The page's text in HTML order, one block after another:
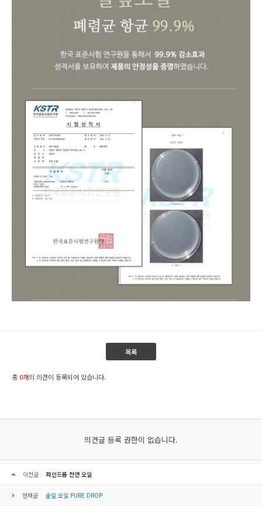
목록
총 0개의 의견이 등록되어 있습니다.
의견글 등록 권한이 없습니다.
이전글 파인드롭 천연 오일
현재글 솔잎 오일 PURE DROP